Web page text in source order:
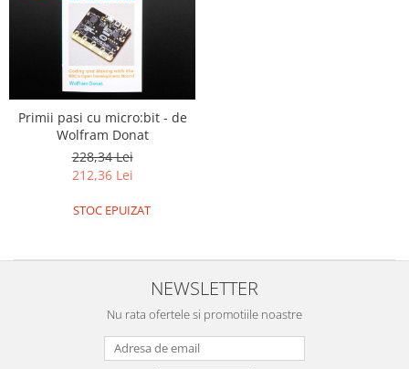
Imprimante 3D
3Doodler
Componente
Componente
Componente E3D
Filament Premium ABS 1.75 mm
Filament Premium ABS 3 mm
Prusa I3 DIY Kit
Pentru Incepatori
Pentru Incepatori
Primii pasi cu micro:bit - de
Wolfram Donat
228,34 Lei
212,36 Lei
STOC EPUIZAT
NEWSLETTER
Nu rata ofertele si promotiile noastre